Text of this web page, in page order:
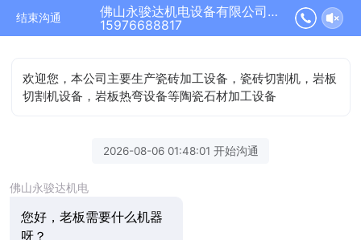
结束沟通
佛山永骏达机电设备有限公司正在为您服务
15976688817
欢迎您，本公司主要生产瓷砖加工设备，瓷砖切割机，岩板
切割机设备，岩板热弯设备等陶瓷石材加工设备
2026-08-06 01:48:01 开始沟通
佛山永骏达机电
您好，老板需要什么机器
呀？